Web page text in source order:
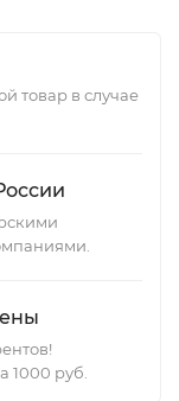
товар в случае
1000 руб.